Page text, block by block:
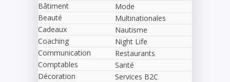
Bâtiment
Beauté
Cadeaux
Coaching
Communication
Comptables
Décoration
Mode
Multinationales
Nautisme
Night Life
Restaurants
Santé
Services B2C